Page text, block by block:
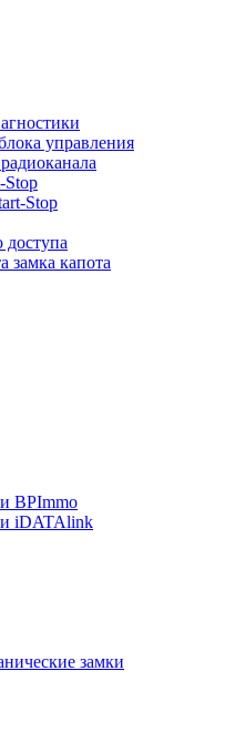
управления
Stop
Stop
замка капота
BPImmo
iDATAlink
замки